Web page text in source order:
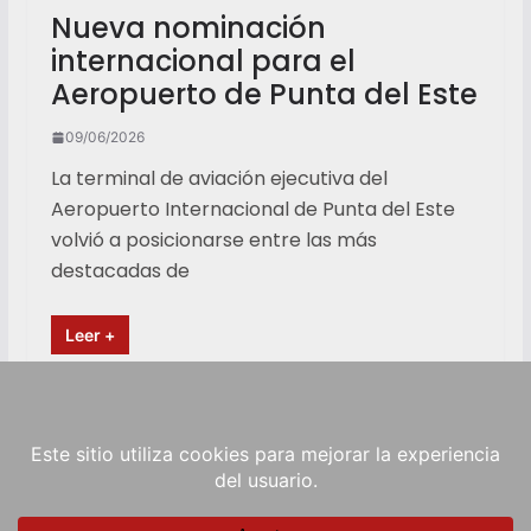
Nueva nominación
internacional para el
Aeropuerto de Punta del Este
09/06/2026
La terminal de aviación ejecutiva del
Aeropuerto Internacional de Punta del Este
volvió a posicionarse entre las más
destacadas de
Leer +